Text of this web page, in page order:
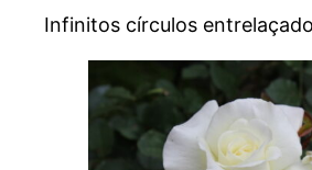
Infinitos círculos